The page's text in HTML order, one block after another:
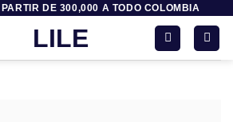
DE 300,000 A TODO COLOMBIA